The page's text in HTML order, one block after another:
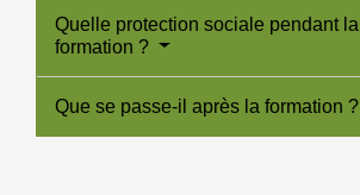
Quelle protection sociale pendant la
formation ?
Que se passe-il après la formation ?